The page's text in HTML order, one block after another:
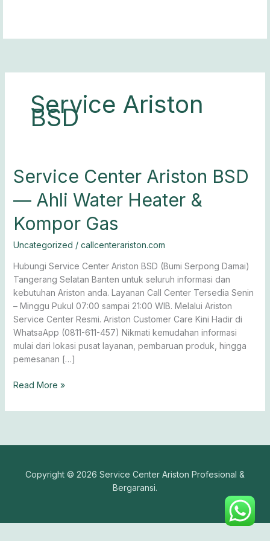
Service Ariston
BSD
Service Center Ariston BSD
— Ahli Water Heater &
Kompor Gas
Uncategorized / callcenterariston.com
Hubungi Service Center Ariston BSD (Bumi Serpong Damai)
Tangerang Selatan Banten untuk seluruh informasi dan
kebutuhan Ariston anda. Layanan Call Center Tersedia Senin
– Minggu Pukul 07:00 sampai 21:00 WIB. Melalui Ariston
Service Center Resmi. Ariston Customer Care Kini Hadir di
WhatsaApp (0811-611-457) Nikmati kemudahan informasi
mulai dari lokasi pusat layanan, pembaruan produk, hingga
pemesanan […]
Service
Center
Ariston
—
Water
Heater
&
Kompor
Gas
Read More »
Copyright © 2026 Service Center Ariston Profesional &
Bergaransi.